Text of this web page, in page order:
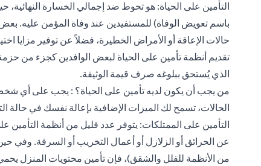
التأمين على الحياة: هو تحوط ضد إجمالي الخسارة
باسم تعويض الوفاة) للمستفيدين عند وفاة المؤمن عليه.
حالات الإعاقة أو الأمراض الخطيرة، فضلاً عن توفير مزايا
تقديم أنظمة تأمين على الحياة لبعض الوافدين كجزء من
الذي يُستحق ببلوغه صرف قيمة الوثيقة.
من يجب أن يكون لديه تأمين على الحياة؟ : يجب على أي
الحالات، تسمح لك الميزات الإضافية بإعالة نفسك في حالة
التأمين على الممتلكات: يتوفر عدد قليل من أنظمة التأمين
عن الحرائق أو الزلازل أو أعمال التخريب أو السرقة. وفي
من الأنظمة للفلل والشقق)، فإن تأمين محتويات المنزل